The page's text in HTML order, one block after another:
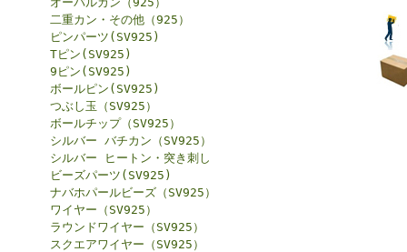
二重カン・その他（925）
ピンパーツ(SV925)
Tピン(SV925)
9ピン(SV925)
ボールピン(SV925)
つぶし玉（SV925）
ボールチップ（SV925）
シルバー バチカン（SV925）
シルバー ヒートン・突き刺し
ビーズパーツ(SV925)
ナバホパールビーズ（SV925）
ワイヤー（SV925）
ラウンドワイヤー（SV925）
スクエアワイヤー（SV925）